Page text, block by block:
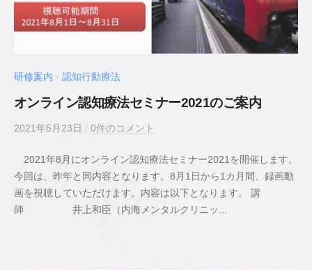
床
心
研修案内 / 認知行動療法
オンライン認知療法セミナー2021のご案内
2021年5月23日 b
若
井
貴
史
/ 0件のコメント
2021年8月にオンライン認知療法セミナー2021を開催します。
今回は、昨年と同内容となります。8月1日から1カ月間、録画動
画を視聴していただけます。内容は以下となります。 講
師 井上和臣（内海メンタルクリニッ...